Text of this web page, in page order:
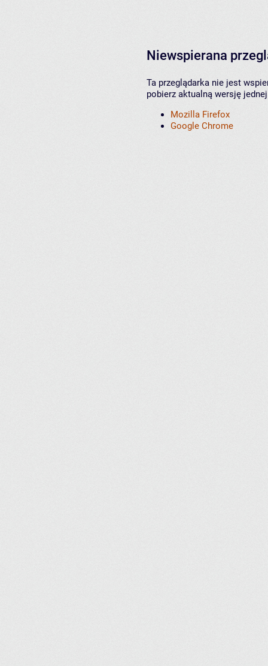
Niewspierana
Ta przeglądarka nie jest
pobierz aktualną wersję
Mozilla Firefox
Google Chrome